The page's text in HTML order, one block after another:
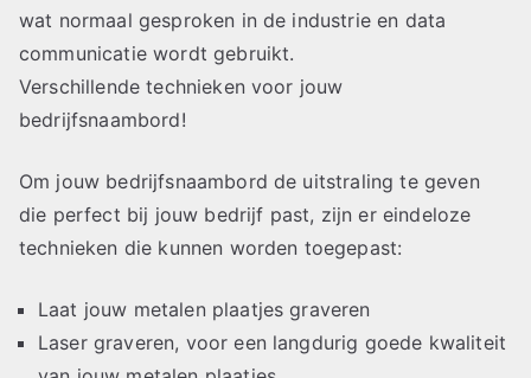
wat normaal gesproken in de industrie en data
communicatie wordt gebruikt.
Verschillende technieken voor jouw
bedrijfsnaambord!
Om jouw bedrijfsnaambord de uitstraling te geven
die perfect bij jouw bedrijf past, zijn er eindeloze
technieken die kunnen worden toegepast:
Laat jouw metalen plaatjes graveren
Laser graveren, voor een langdurig goede kwaliteit